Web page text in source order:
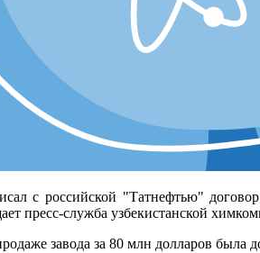
с российской "Татнефтью"
пресс-служба узбекистанской
завода за 80 млн долларов была